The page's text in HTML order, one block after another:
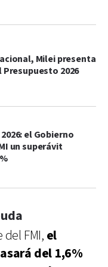
Milei presenta
2026
el Gobierno
un superávit
FMI, el
del 1,6%